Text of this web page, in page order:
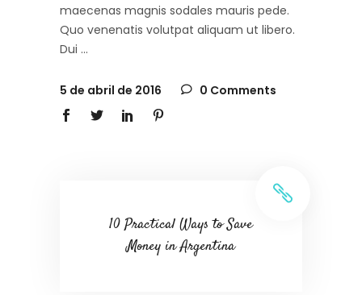
maecenas magnis sodales mauris pede.
Quo venenatis volutpat aliquam ut libero.
Dui
5 de abril de 2016 0 Comments
10 Practical Ways to Save
Money in Argentina